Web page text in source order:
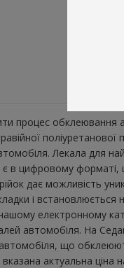
процес обклеювання
Лекала для
в цифровому форматі,
дає можливість
і
електронному
автомобіля. На
автомобіля, що
актуальна